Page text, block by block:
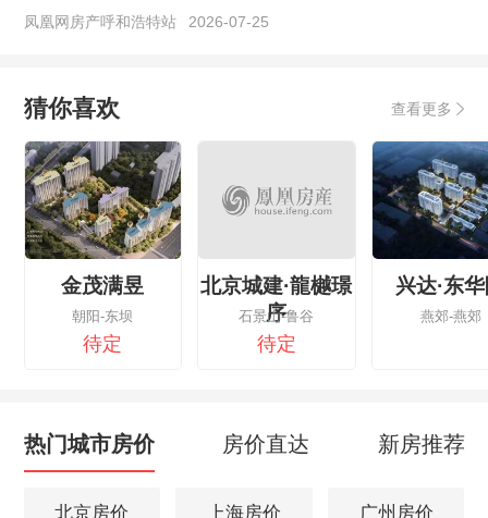
凤凰网房产呼和浩特站 2026-07-25
猜你喜欢 查看更多
金茂满昱
朝阳-东坝
待定
北京城建·龍樾璟
序
石景山-鲁谷
待定
兴达·东
燕郊-燕郊
热门城市房价 房价直达 新房推荐
北京房价 上海房价 广州房价